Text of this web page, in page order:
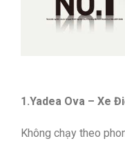
1.Yadea Ova – Xe
Không chạy theo